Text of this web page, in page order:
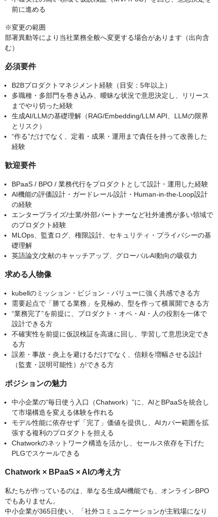
前に進める
※変更の範囲
部署異動等により当社業務全般へ変更する場合があります（出向含
む）
必須要件
B2Bプロダクトマネジメント経験（目安：5年以上）
多職種・多部門を巻き込み、曖昧な状況で意思決定し、リリース
までやり切った経験
生成AI/LLMの基礎理解（RAG/Embedding/LLM API、LLMの限界
とリスク）
“作る”だけでなく、定着・成果・運用まで責任を持って改善した
経験
歓迎要件
BPaaS / BPO / 業務代行をプロダクトとして設計・運用した経験
AI機能の評価設計・ガードレール設計・Human-in-the-Loop設計
の経験
エンタープライズ/士業/外部パートナーなど社外連携が多い領域で
のプロダクト経験
MLOps、監査ログ、権限設計、セキュリティ・プライバシーの基
礎理解
英語論文/文献のキャッチアップ、グローバルAI動向の吸収力
求める人物像
kubellのミッション・ビジョン・バリューに強く共感できる方
需要起点で「勝てる業務」を見極め、型を作って横展開できる方
“業務完了”を前提に、プロダクト・オペ・AI・人の役割を一体で
設計できる方
不確実性を前提に仮説検証を高速に回し、学習して意思決定でき
る方
誤差・事故・炎上を避けるだけでなく、信頼を増幅させる設計
（監査・説明可能性）ができる方
ポジションの魅力
中小企業の“毎日使う入口（Chatwork）”に、AIとBPaaSを統合し
て市場構造を変える体験を作れる
モデル性能に依存せず「完了」価値を提供し、AIカバー範囲を拡
張する複利のプロダクトを担える
Chatworkのネットワーク構造を活かし、セールス依存を下げた
PLGでスケールできる
Chatwork × BPaaS × AIの考え方
私たちが作っているのは、単なる生成AI機能でも、オンラインBPO
でもありません。
中小企業が365日使い、「社外コミュニケーションが主戦場になり